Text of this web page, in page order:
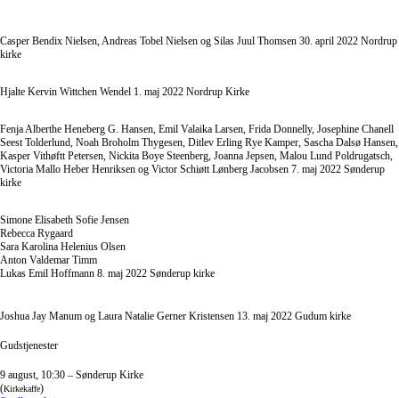
Casper Bendix Nielsen, Andreas Tobel Nielsen og Silas Juul Thomsen 30. april 2022 Nordrup
kirke
Hjalte Kervin Wittchen Wendel 1. maj 2022 Nordrup Kirke
Fenja Alberthe Heneberg G. Hansen, Emil Valaika Larsen, Frida Donnelly, Josephine Chanell
Seest Tolderlund, Noah Broholm Thygesen, Ditlev Erling Rye Kamper, Sascha Dalsø Hansen,
Kasper Vithøftt Petersen, Nickita Boye Steenberg, Joanna Jepsen, Malou Lund Poldrugatsch,
Victoria Mallo Heber Henriksen og Victor Schiøtt Lønberg Jacobsen 7. maj 2022 Sønderup
kirke
Simone Elisabeth Sofie Jensen
Rebecca Rygaard
Sara Karolina Helenius Olsen
Anton Valdemar Timm
Lukas Emil Hoffmann 8. maj 2022 Sønderup kirke
Joshua Jay Manum og Laura Natalie Gerner Kristensen 13. maj 2022 Gudum kirke
Gudstjenester
9 august, 10:30 – Sønderup Kirke
(Kirkekaffe)